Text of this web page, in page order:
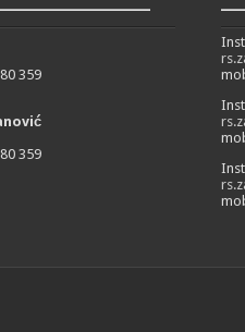
359
359